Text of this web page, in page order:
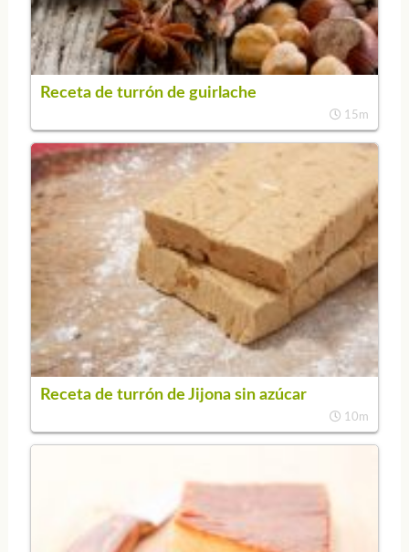
Receta de turrón de guirlache
15m
Receta de turrón de Jijona sin azúcar
10m